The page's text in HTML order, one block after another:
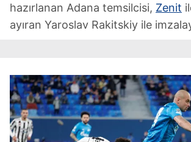
hazırlanan Adana temsilcisi, Zenit
ayıran Yaroslav Rakitskiy ile